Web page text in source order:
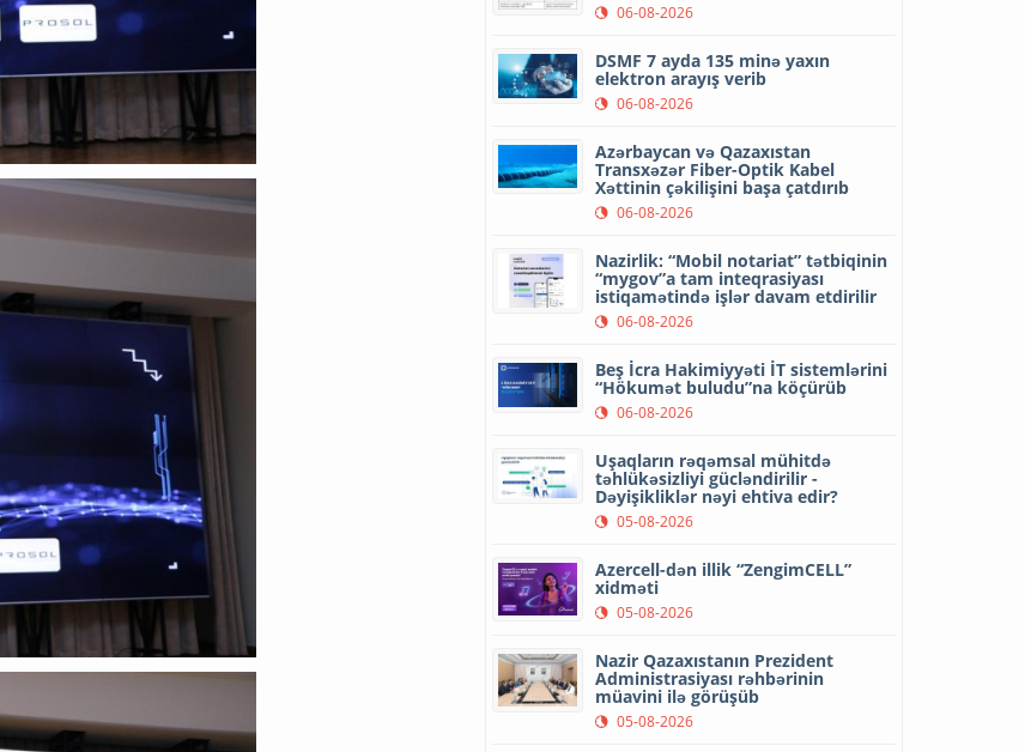
06-08-2026
DSMF 7 ayda 135 minə yaxın
elektron arayış verib
06-08-2026
Azərbaycan və Qazaxıstan
Transxəzər Fiber-Optik Kabel
Xəttinin çəkilişini başa çatdırıb
06-08-2026
Nazirlik: “Mobil notariat” tətbiqinin
“mygov”a tam inteqrasiyası
istiqamətində işlər davam etdirilir
06-08-2026
Beş İcra Hakimiyyəti İT sistemlərini
“Hökumət buludu”na köçürüb
06-08-2026
Uşaqların rəqəmsal mühitdə
təhlükəsizliyi gücləndirilir -
Dəyişikliklər nəyi ehtiva edir?
05-08-2026
Azercell-dən illik “ZengimCELL”
xidməti
05-08-2026
Nazir Qazaxıstanın Prezident
Administrasiyası rəhbərinin
müavini ilə görüşüb
05-08-2026